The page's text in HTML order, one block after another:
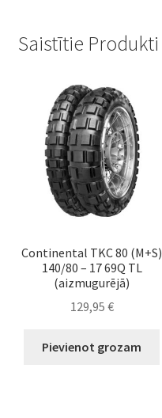
Saistītie Produkti
Continental TKC 80 (M+S)
140/80 – 17 69Q TL
(aizmugurējā)
129,95 €
Pievienot grozam